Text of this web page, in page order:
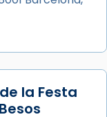
apostòlica
i als
la Festa